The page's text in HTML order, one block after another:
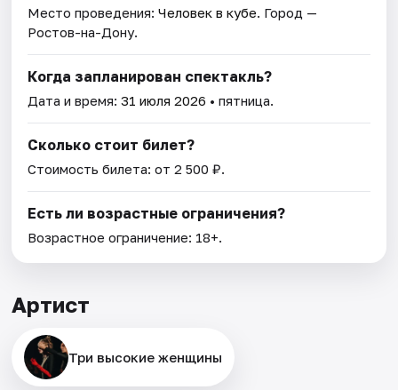
Место проведения:Человек в кубе. Город —
Ростов-на-Дону.
Когда запланирован спектакль?
Дата и время:31 июля 2026 • пятница.
Сколько стоит билет?
Стоимость билета: от 2 500 ₽.
Есть ли возрастные ограничения?
Возрастное ограничение: 18+.
Артист
Три высокие женщины